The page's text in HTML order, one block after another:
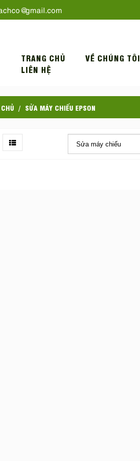
TRANG CHỦ VỀ CHÚNG TÔI
LIÊN HỆ
SỬA MÁY CHIẾU EPSON